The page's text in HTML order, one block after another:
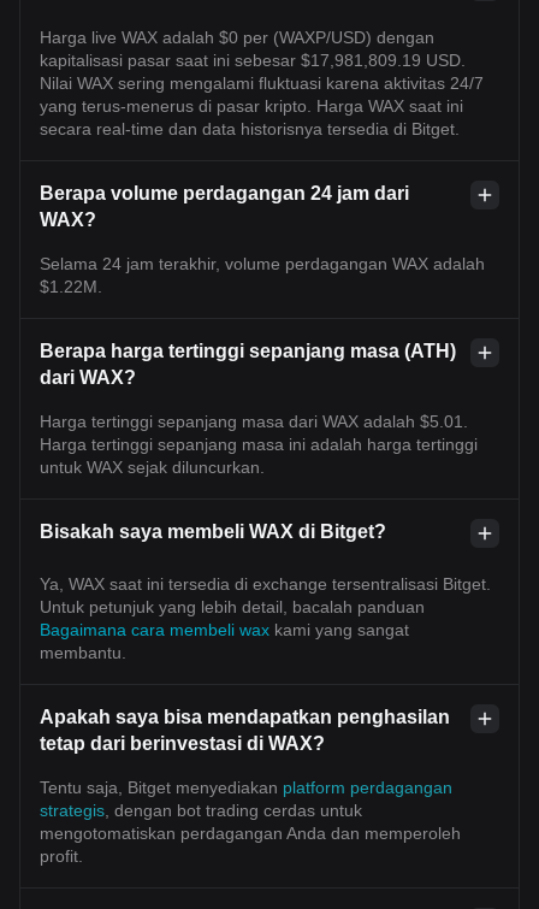
Harga live WAX adalah $0 per (WAXP/USD) dengan
kapitalisasi pasar saat ini sebesar $17,981,809.19 USD.
Nilai WAX sering mengalami fluktuasi karena aktivitas 24/7
yang terus-menerus di pasar kripto. Harga WAX saat ini
secara real-time dan data historisnya tersedia di Bitget.
Berapa volume perdagangan 24 jam dari
WAX?
Selama 24 jam terakhir, volume perdagangan WAX adalah
$1.22M.
Berapa harga tertinggi sepanjang masa (ATH)
dari WAX?
Harga tertinggi sepanjang masa dari WAX adalah $5.01.
Harga tertinggi sepanjang masa ini adalah harga tertinggi
untuk WAX sejak diluncurkan.
Bisakah saya membeli WAX di Bitget?
Ya, WAX saat ini tersedia di exchange tersentralisasi Bitget.
Untuk petunjuk yang lebih detail, bacalah panduan
Bagaimana cara membeli wax kami yang sangat
membantu.
Apakah saya bisa mendapatkan penghasilan
tetap dari berinvestasi di WAX?
Tentu saja, Bitget menyediakan platform perdagangan
strategis , dengan bot trading cerdas untuk
mengotomatiskan perdagangan Anda dan memperoleh
profit.